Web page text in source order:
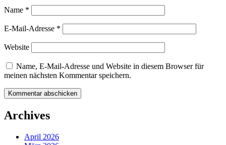
Name *
E-Mail-Adresse *
Website
Name, E-Mail-Adresse und Website in diesem Browser für
meinen nächsten Kommentar speichern.
Archives
April 2026